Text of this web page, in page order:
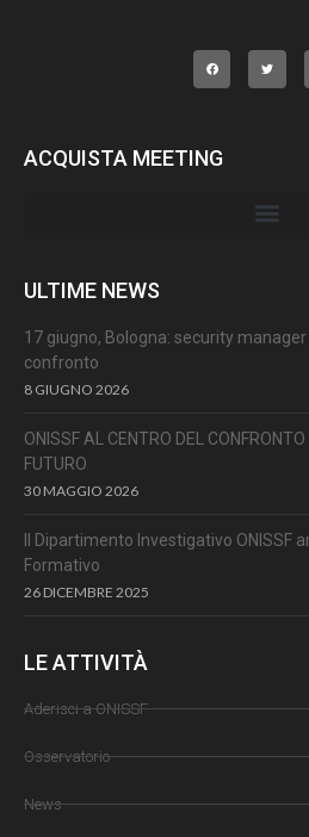
LE ATTIVITÀ
Aderisci a ONISSF
Osservatorio
News
ULTIME NEWS
17 giugno, Bologna: security
confronto
8 GIUGNO 2026
ONISSF AL CENTRO DEL
FUTURO
30 MAGGIO 2026
Il Dipartimento Investigativo ONISSF
Formativo
26 DICEMBRE 2025
ACQUISTA MEETING